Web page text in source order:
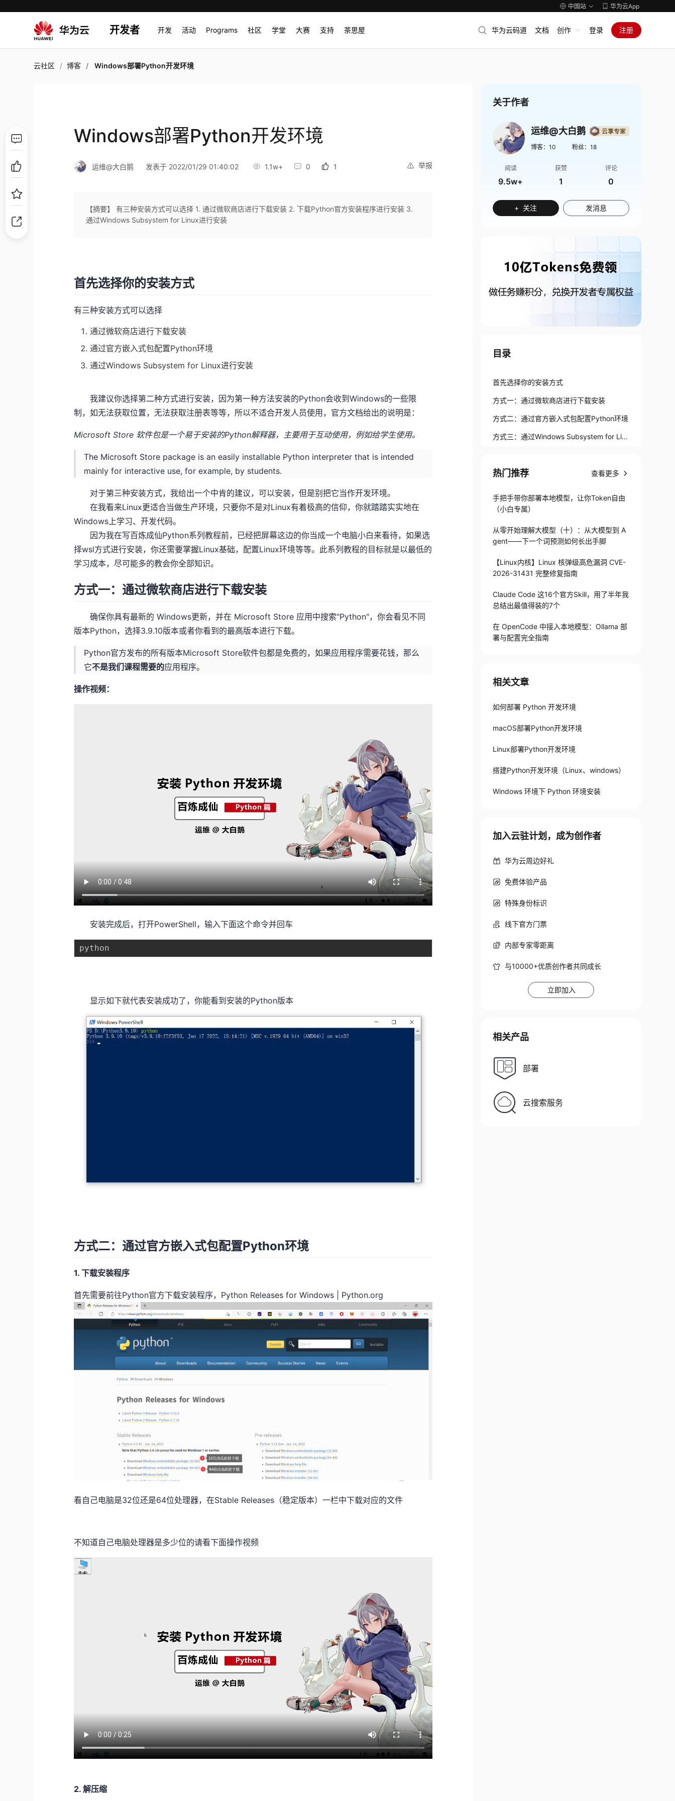
中国站 华为云App
开发者 开发 活动 Programs 社区 学堂 大赛 支持 茶思屋 华为云码道 文档 创作 登录 注册
云社区 博客 Windows部署Python开发环境
Windows部署Python开发环境
举报
运维@大白鹅 发表于 2022/01/29 01:40:02 1.1w+ 0 1
【摘要】 有三种安装方式可以选择 1. 通过微软商店进行下载安装 2. 下载Python官方安装程序进行安装 3.
通过Windows Subsystem for Linux进行安装
首先选择你的安装方式
有三种安装方式可以选择
通过微软商店进行下载安装
通过官方嵌入式包配置Python环境
通过Windows Subsystem for Linux进行安装
我建议你选择第二种方式进行安装，因为第一种方法安装的Python会收到Windows的一些限
制，如无法获取位置，无法获取注册表等等，所以不适合开发人员使用， 官方文档给出的说明是：
Microsoft Store 软件包是一个易于安装的Python解释器，主要用于互动使用，例如给学生使用。
The Microsoft Store package is an easily installable Python interpreter that is intended
mainly for interactive use, for example, by students.
对于第三种安装方式，我给出一个中肯的建议，可以安装，但是别把它当作开发环境。
在我看来Linux更适合当做生产环境，只要你不是对Linux有着极高的信仰，你就踏踏实实地在
Windows上学习、开发代码。
因为我在写百炼成仙Python系列教程前，已经把屏幕这边的你当成一个电脑小白来看待，如果选
择wsl方式进行安装，你还需要掌握Linux基础，配置Linux环境等等。此系列教程的目标就是以最低的
学习成本，尽可能多的教会你全部知识。
方式一：通过微软商店进行下载安装
确保你具有最新的 Windows更新，并在 Microsoft Store 应用中搜索"Python"，你会看见不同
版本Python，选择3.9.10版本或者你看到的最高版本进行下载。
Python官方发布的所有版本Microsoft Store软件包都是免费的，如果应用程序需要花钱，那么
它不是我们课程需要的应用程序。
操作视频：
安装完成后，打开PowerShell，输入下面这个命令并回车
显示如下就代表安装成功了，你能看到安装的Python版本
方式二：通过官方嵌入式包配置Python环境
1. 下载安装程序
首先需要前往Python官方下载安装程序， Python Releases for Windows | Python.org
看自己电脑是32位还是64位处理器，在Stable Releases（稳定版本）一栏中下载对应的文件
不知道自己电脑处理器是多少位的请看下面操作视频
2. 解压缩
关于作者
运维@大白鹅
博客： 10 粉丝： 18
阅读
9.5w+
获赞
1
评论
0
+ 关注 发消息
目录
首先选择你的安装方式
方式一：通过微软商店进行下载安装
方式二：通过官方嵌入式包配置Python环境
方式三：通过Windows Subsystem for Lin
热门推荐 查看更多
手把手带你部署本地模型，让你Token自由
（小白专属）
从零开始理解大模型（十）：从大模型到 A
gent——下一个词预测如何长出手脚
【Linux内核】Linux 核弹级高危漏洞 CVE-
2026-31431 完整修复指南
Claude Code 这16个官方Skill，用了半年我
总结出最值得装的7个
在 OpenCode 中接入本地模型：Ollama 部
署与配置完全指南
相关文章
如何部署 Python 开发环境
macOS部署Python开发环境
Linux部署Python开发环境
搭建Python开发环境（Linux、windows）
Windows 环境下 Python 环境安装
加入云驻计划，成为创作者
华为云周边好礼
免费体验产品
特殊身份标识
线下官方门票
内部专家零距离
与10000+优质创作者共同成长
立即加入
相关产品
部署
云搜索服务